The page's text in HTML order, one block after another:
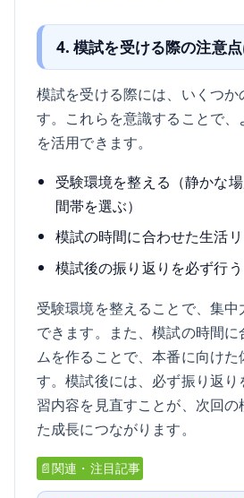
4. 模試を受ける際の注意点
模試を受ける際には、いくつか
す。これらを意識することで
を活用できます。
受験環境を整える（静かな
間帯を選ぶ）
模試の時間に合わせた生活
模試後の振り返りを必ず行う
受験環境を整えることで、集
できます。また、模試の時間
ムを作ることで、本番に向け
す。模試後には、必ず振り返
習内容を見直すことが、次回
た成長につながります。
📄関連・注目記事